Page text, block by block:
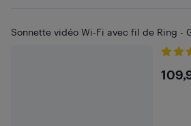
Sonnette vidéo Wi-Fi avec fil de Ring -